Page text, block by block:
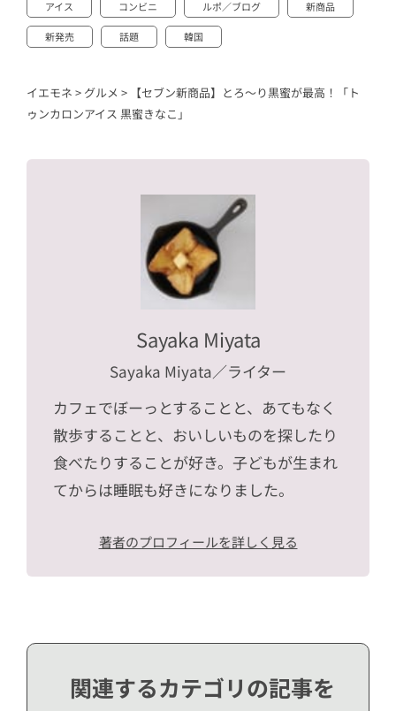
アイス コンビニ ルポ／ブログ 新商品
新発売 話題 韓国
イエモネ > グルメ > 【セブン新商品】とろ～り黒蜜が最高！「ト
ゥンカロンアイス 黒蜜きなこ」
Sayaka Miyata
Sayaka Miyata／ライター
カフェでぼーっとすることと、あてもなく
散歩することと、おいしいものを探したり
食べたりすることが好き。子どもが生まれ
てからは睡眠も好きになりました。
著者のプロフィールを詳しく見る
関連するカテゴリの記事を